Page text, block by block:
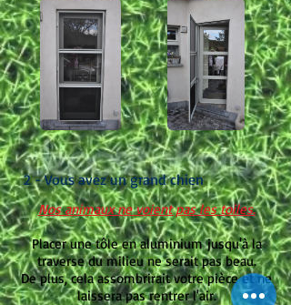
2 - Vous avez un grand chien
Nos animaux ne voient pas les toiles.
Placer une tôle en aluminium jusqu'à la
traverse du milieu ne serait pas beau.
De plus, cela assombrirait votre pièce et ne
laissera pas rentrer l'air.